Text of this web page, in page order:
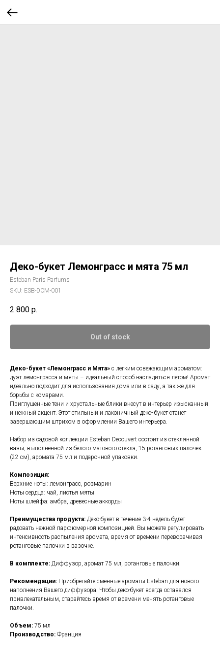
Деко-букет Лемонграсс и мята 75 мл
Esteban Paris Parfums
SKU: ESB-DCM-001
2 800 р.
Out of stock
Деко-букет «Лемонграсс и Мята» с легким освежающим ароматом:
дуэт лемонграсса и мяты – идеальный способ насладиться летом! Аромат
идеально подходит для использования дома или в саду, а так же для
борьбы с комарами.
Приглушенные тени и хрустальные блики внесут в интерьер изысканный
и нежный акцент. Этот стильный и лаконичный деко- букет станет
завершающим штрихом в оформлении Вашего интерьера.
Набор из садовой коллекции Esteban Decouvert состоит из стеклянной
вазы, выполненной из белого матового стекла, 15 ротанговых палочек
(22 см), аромата 75 мл и подарочной упаковки.
Композиция:
Верхние ноты: лемонграсс, розмарин
Ноты сердца: чай, листья мяты
Ноты шлейфа: амбра, древесные аккорды
Преимущества продукта: Деко-букет в течение 3-4 недель будет
радовать нежной парфюмерной композицией. Вы можете регулировать
интенсивность распыления аромата, время от времени переворачивая
ротанговые палочки в вазочке.
В комплекте: Диффузор, аромат 75 мл, ротанговые палочки.
Рекомендации: Приобретайте сменные ароматы Esteban для нового
наполнения Вашего диффузора. Чтобы деко-букет всегда оставался
привлекательным, старайтесь время от времени менять ротанговые
палочки.
Объем: 75 мл
Производство: Франция